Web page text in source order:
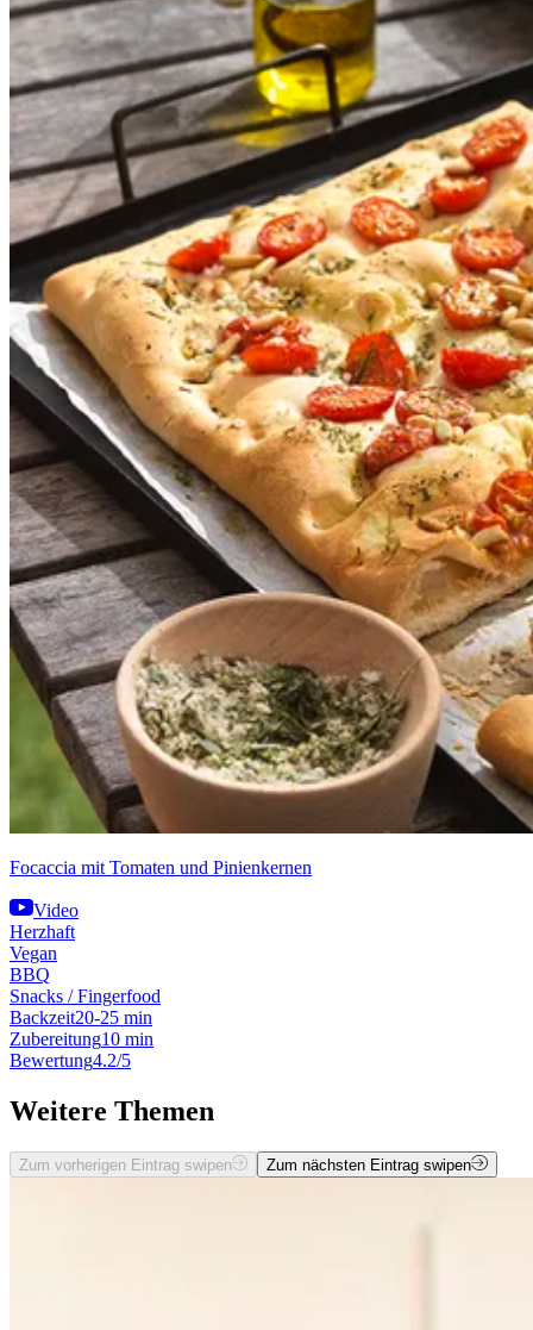
Focaccia mit Tomaten und Pinienkernen
Video
Herzhaft
Vegan
BBQ
Snacks / Fingerfood
Backzeit20-25 min
Zubereitung10 min
Bewertung4.2/5
Weitere Themen
Zum vorherigen Eintrag swipen Zum nächsten Eintrag swipen